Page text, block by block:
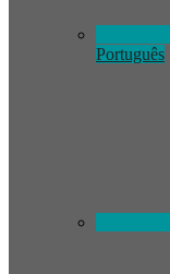
Português